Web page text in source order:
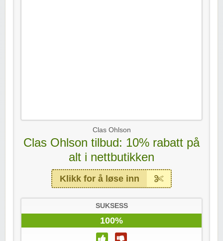
Clas Ohlson
Clas Ohlson tilbud: 10% rabatt på
alt i nettbutikken
Klikk for å løse inn
SUKSESS
100%